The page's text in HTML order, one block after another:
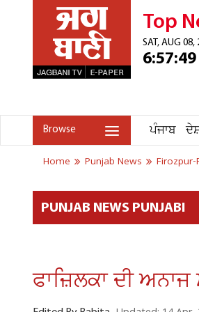
Top
SAT, AUG 08,
6:57:49
Browse ਪੰਜਾਬ
Home Punjab News Firozpur-
PUNJAB NEWS PUNJABI
ਫਾਜ਼ਿਲਕਾ ਦੀ